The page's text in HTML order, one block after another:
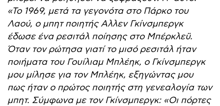
«Το 1969, μετά τα γεγονότα στο Πάρκο του
Λαού, ο μπητ ποιητής Αλλεν Γκίνσμπεργκ
έδωσε ένα ρεσιτάλ ποίησης στο Μπέρκλεϋ.
Όταν τον ρώτησα γιατί το μισό ρεσιτάλ ήταν
ποιήματα του Γουίλιαμ Μπλέηκ, ο Γκίνσμπεργκ
μου μίλησε για τον Μπλέηκ, εξηγώντας μου
πως ήταν ο πρώτος ποιητής στη γενεαλογία των
μπητ. Σύμφωνα με τον Γκίνσμπεργκ: «Οι πόρτες